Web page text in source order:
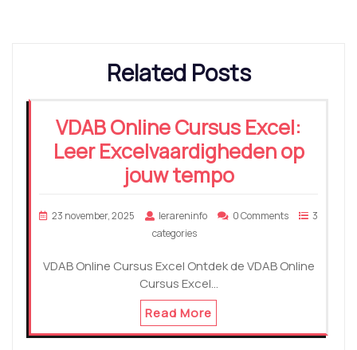
Related Posts
VDAB Online Cursus Excel:
Leer Excelvaardigheden op
jouw tempo
23 november, 2025 lerareninfo 0 Comments
3
categories
VDAB Online Cursus Excel Ontdek de VDAB Online
Cursus Excel…
Read More